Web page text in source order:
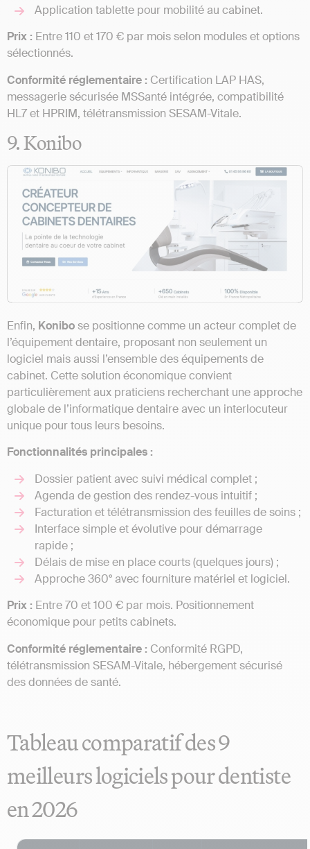
Application tablette pour mobilité au cabinet.
Prix : Entre 110 et 170 € par mois selon modules et options
sélectionnés.
Conformité réglementaire : Certification LAP HAS,
messagerie sécurisée MSSanté intégrée, compatibilité
HL7 et HPRIM, télétransmission SESAM-Vitale.
9. Konibo
Enfin, Konibose positionne comme un acteur complet de
l’équipement dentaire, proposant non seulement un
logiciel mais aussi l’ensemble des équipements de
cabinet. Cette solution économique convient
particulièrement aux praticiens recherchant une approche
globale de l’informatique dentaire avec un interlocuteur
unique pour tous leurs besoins.
Fonctionnalités principales :
Dossier patient avec suivi médical complet ;
Agenda de gestion des rendez-vous intuitif ;
Facturation et télétransmission des feuilles de soins ;
Interface simple et évolutive pour démarrage
rapide ;
Délais de mise en place courts (quelques jours) ;
Approche 360° avec fourniture matériel et logiciel.
Prix : Entre 70 et 100 € par mois. Positionnement
économique pour petits cabinets.
Conformité réglementaire : Conformité RGPD,
télétransmission SESAM-Vitale, hébergement sécurisé
des données de santé.
Tableau comparatif des 9
meilleurs logiciels pour dentiste
en 2026